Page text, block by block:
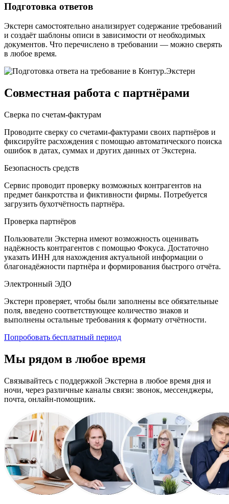
Подготовка ответов
Экстерн самостоятельно анализирует содержание требований
и создаёт шаблоны описи в зависимости от необходимых
документов. Что перечислено в требовании — можно сверять
в любое время.
Совместная работа с партнёрами
Сверка по счетам-фактурам
Проводите сверку со счетами-фактурами своих партнёров и
фиксируйте расхождения с помощью автоматического поиска
ошибок в датах, суммах и других данных от Экстерна.
Безопасность средств
Сервис проводит проверку возможных контрагентов на
предмет банкротства и фиктивности фирмы. Потребуется
загрузить бухотчётность партнёра.
Проверка партнёров
Пользователи Экстерна имеют возможность оценивать
надёжность контрагентов с помощью Фокуса. Достаточно
указать ИНН для нахождения актуальной информации о
благонадёжности партнёра и формирования быстрого отчёта.
Электронный ЭДО
Экстерн проверяет, чтобы были заполнены все обязательные
поля, введено соответствующее количество знаков и
выполнены остальные требования к формату отчётности.
Попробовать бесплатный период
Мы рядом в любое время
Связывайтесь с поддержкой Экстерна в любое время дня и
ночи, через различные каналы связи: звонок, мессенджеры,
почта, онлайн-помощник.